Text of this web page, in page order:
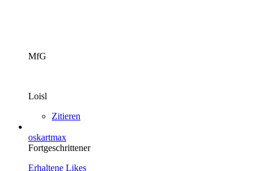
MfG
Loisl
Zitieren
oskartmax
Fortgeschrittener
Erhaltene Likes